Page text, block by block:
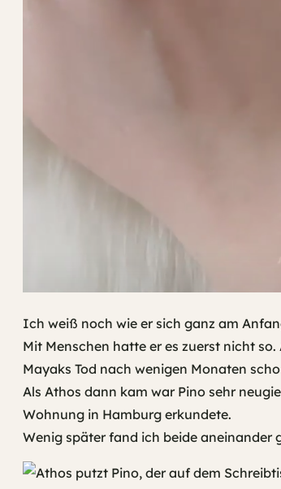
Ich weiß noch wie er sich ganz am
Mit Menschen hatte er es zuerst nicht
Mayaks Tod nach wenigen Monaten
Als Athos dann kam war Pino sehr
Wohnung in Hamburg erkundete.
Wenig später fand ich beide aneinander